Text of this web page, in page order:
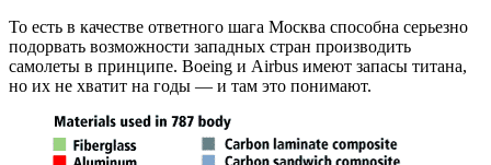
То есть в качестве ответного шага Москва способна серьезно
подорвать возможности западных стран производить
самолеты в принципе. Boeing и Airbus имеют запасы титана,
но их не хватит на годы — и там это понимают.